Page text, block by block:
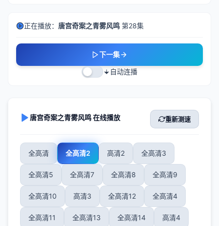
正在播放： 唐宫奇案之青雾风鸣 第28集
下一集
自动连播
唐宫奇案之青雾风鸣 在线播放 重新测速
全高清 全高清2 高清2 全高清3
全高清5 全高清7 全高清8 全高清9
全高清10 高清3 全高清12 全高清4
全高清11 全高清13 全高清14 高清4